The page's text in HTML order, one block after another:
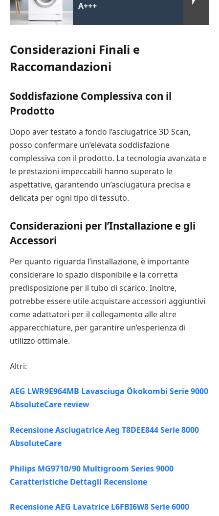
A+++
Considerazioni Finali e
Raccomandazioni
Soddisfazione Complessiva con il
Prodotto
Dopo aver testato a fondo l’asciugatrice 3D Scan,
posso confermare un’elevata soddisfazione
complessiva con il prodotto. La tecnologia avanzata e
le prestazioni impeccabili hanno superato le
aspettative, garantendo un’asciugatura precisa e
delicata per ogni tipo di tessuto.
Considerazioni per l’Installazione e gli
Accessori
Per quanto riguarda l’installazione, è importante
considerare lo spazio disponibile e la corretta
predisposizione per il tubo di scarico. Inoltre,
potrebbe essere utile acquistare accessori aggiuntivi
come adattatori per il collegamento alle altre
apparecchiature, per garantire un’esperienza di
utilizzo ottimale.
Altri:
AEG LWR9E964MB Lavasciuga Ökokombi Serie 9000
AbsoluteCare review
Recensione Asciugatrice Aeg T8DEE844 Serie 8000
AbsoluteCare
Philips MG9710/90 Multigroom Series 9000
Caratteristiche Dettagli Recensione
Recensione AEG Lavatrice L6FBI6W8 Serie 6000